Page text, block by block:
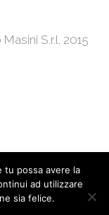
S.r.l. 2015
KeepUp
tu possa avere la
ad utilizzare
sia felice.